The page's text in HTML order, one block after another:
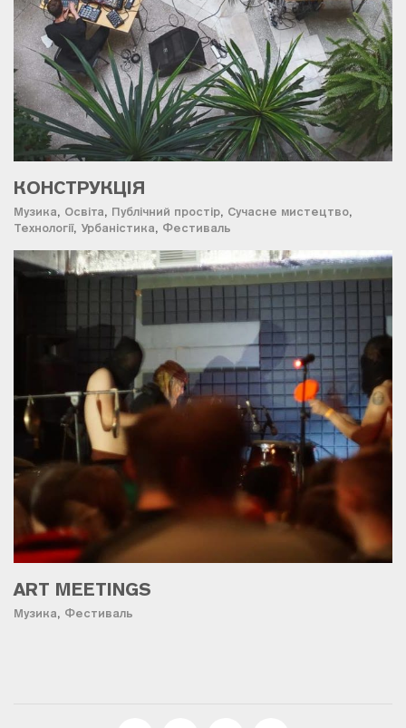
КОНСТРУКЦІЯ
Музика, Освіта, Публічний простір, Сучасне мистецтво,
Технології, Урбаністика, Фестиваль
ART MEETINGS
Музика, Фестиваль